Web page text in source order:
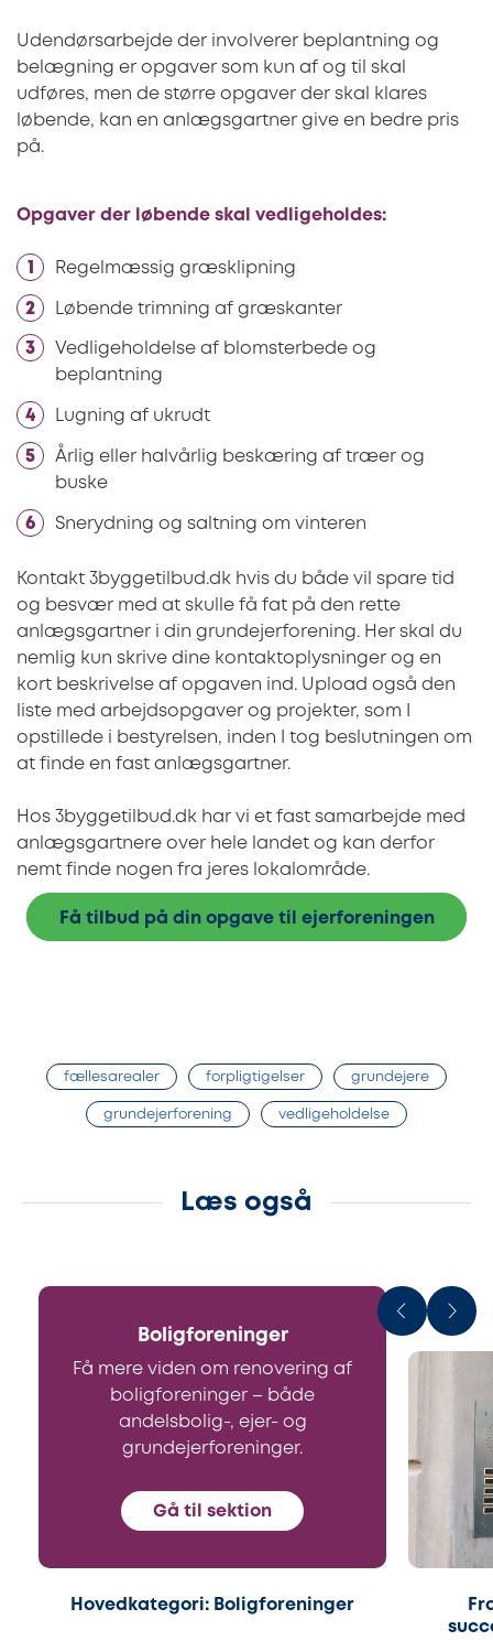
Udendørsarbejde der involverer beplantning og
belægning er opgaver som kun af og til skal
udføres, men de større opgaver der skal klares
løbende, kan en anlægsgartner give en bedre pris
på.
Opgaver der løbende skal vedligeholdes:
Regelmæssig græsklipning
Løbende trimning af græskanter
Vedligeholdelse af blomsterbede og
beplantning
Lugning af ukrudt
Årlig eller halvårlig beskæring af træer og
buske
Snerydning og saltning om vinteren
Kontakt 3byggetilbud.dk hvis du både vil spare tid
og besvær med at skulle få fat på den rette
anlægsgartner i din grundejerforening. Her skal du
nemlig kun skrive dine kontaktoplysninger og en
kort beskrivelse af opgaven ind. Upload også den
liste med arbejdsopgaver og projekter, som I
opstillede i bestyrelsen, inden I tog beslutningen om
at finde en fast anlægsgartner.
Hos 3byggetilbud.dk har vi et fast samarbejde med
anlægsgartnere over hele landet og kan derfor
nemt finde nogen fra jeres lokalområde.
Få tilbud på din opgave til ejerforeningen
fællesarealer forpligtigelser grundejere
grundejerforening vedligeholdelse
Læs også
Boligforeninger
Få mere viden om renovering af
boligforeninger – både
andelsbolig-, ejer- og
grundejerforeninger.
Gå til sektion
Hovedkategori: Boligforeninger